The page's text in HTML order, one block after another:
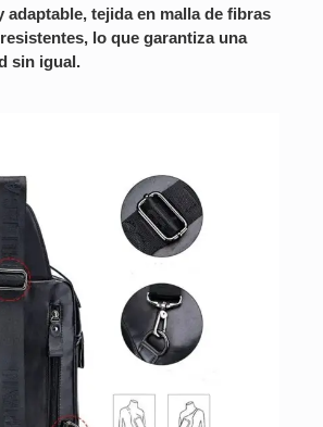
adaptable, tejida en malla de fibras
lo que garantiza una
sin igual.